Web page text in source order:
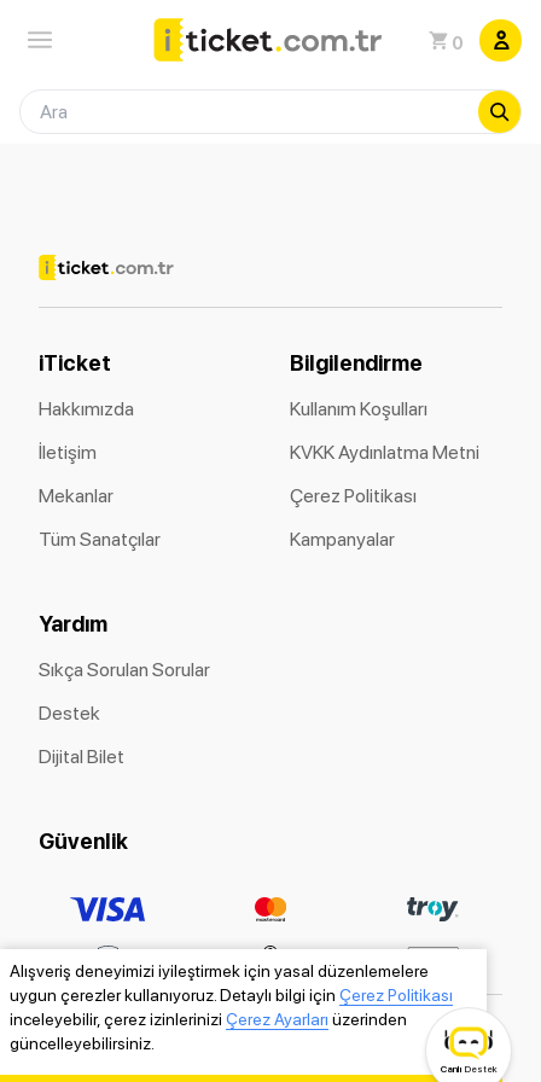
0
Alışveriş deneyimizi iyileştirmek için yasal düzenlemelere
uygun çerezler kullanıyoruz. Detaylı bilgi için Çerez Politikası
inceleyebilir, çerez izinlerinizi Çerez Ayarları üzerinden
güncelleyebilirsiniz.
iTicket
Hakkımızda
İletişim
Mekanlar
Tüm Sanatçılar
Bilgilendirme
Kullanım Koşulları
KVKK Aydınlatma Metni
Çerez Politikası
Kampanyalar
Yardım
Sıkça Sorulan Sorular
Destek
Dijital Bilet
Güvenlik
Canlı Destek